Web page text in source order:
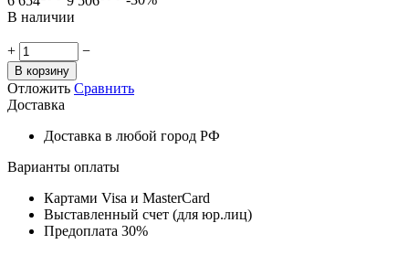
В наличии
+ −
В корзину
Отложить Сравнить
Доставка
Доставка в любой город РФ
Варианты оплаты
Картами Visa и MasterCard
Выставленный счет (для юр.лиц)
Предоплата 30%